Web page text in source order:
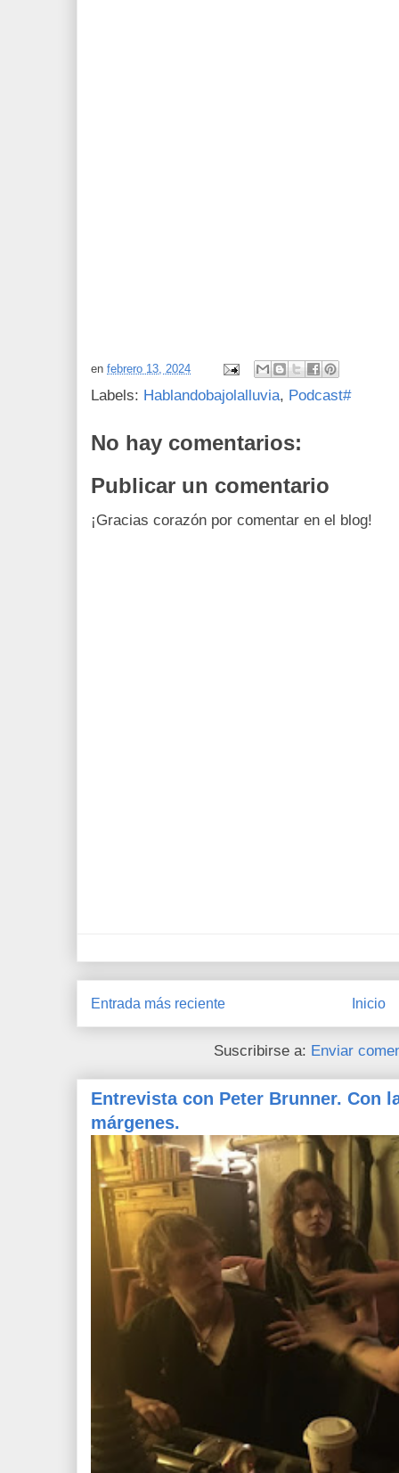
en febrero 13, 2024
Labels: Hablandobajolalluvia, Podcast#
No hay comentarios:
Publicar un comentario
¡Gracias corazón por comentar en el blog!
Entrada más reciente Inicio
Suscribirse a: Enviar
Entrevista con Peter Brunner. Con
márgenes.